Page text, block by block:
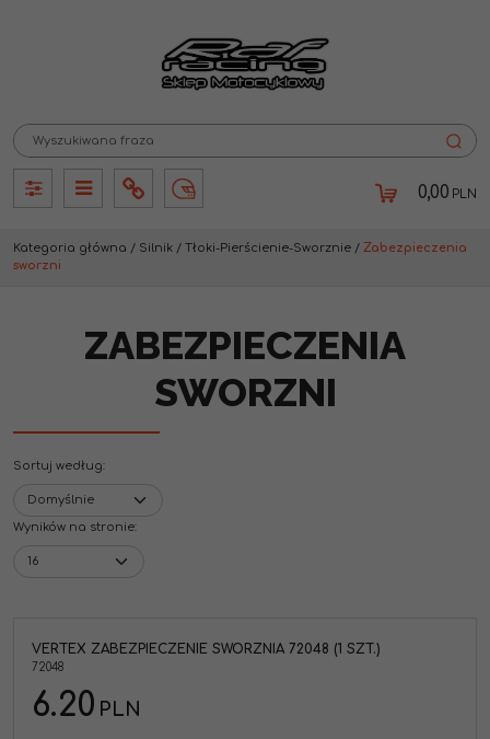
PanelPanelInfo Lang 0,00 PLN
Kategoria główna / Silnik / Tłoki-Pierścienie-Sworznie / Zabezpieczenia
sworzni
ZABEZPIECZENIA
SWORZNI
Sortuj według:
Wyników na stronie:
VERTEX ZABEZPIECZENIE SWORZNIA 72048 (1 SZT.)
72048
6.20 PLN